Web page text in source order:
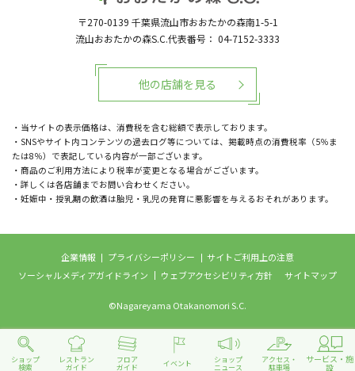
ショップ
検索
レストラン
ガイド
フロア
ガイド イベント ショップ
ニュース
アクセス・
駐車場
サービス・施
設
〒270-0139 千葉県流山市おおたかの森南1-5-1
流山おおたかの森S.C.代表番号： 04-7152-3333
・当サイトの表示価格は、消費税を含む総額で表示しております。
・SNSやサイト内コンテンツの過去ログ等については、掲載時点の消費税率（5％ま
たは8％）で表記している内容が一部ございます。
・商品のご利用方法により税率が変更となる場合がございます。
・詳しくは各店舗までお問い合わせください。
・妊娠中・授乳期の飲酒は胎児・乳児の発育に悪影響を与えるおそれがあります。
他の店舗を見る
企業情報 プライバシーポリシー
サイトご利用上の注意
ソーシャルメディアガイドライン
ウェブアクセシビリティ方針 サイトマップ
©Nagareyama Otakanomori S.C.